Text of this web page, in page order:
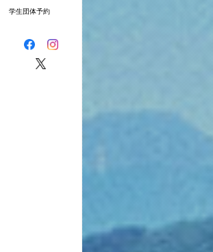
学生団体予約